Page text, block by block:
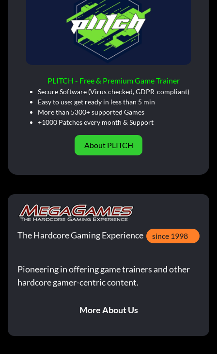
PLITCH - Free & Premium Game Trainer
Secure Software (Virus checked, GDPR-compliant)
Easy to use: get ready in less than 5 min
More than 5300+ supported Games
+1000 Patches every month & Support
About PLITCH
The Hardcore Gaming Experience since 1998
Pioneering in offering game trainers and other
hardcore gamer-centric content.
More About Us